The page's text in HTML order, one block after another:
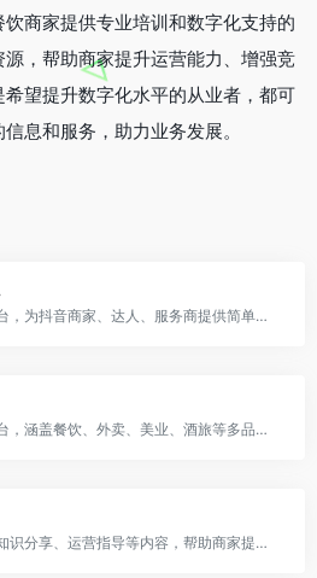
商家提供专业培训和数字化支持的
，帮助商家提升运营能力、增强竞
望提升数字化水平的从业者，都可
息和服务，助力业务发展。
抖音生活官方学习平台，为抖音商家、达人、服务商提供简单易懂、实操性强的课程， 让经营更轻松。
美团旗下教育培训平台，涵盖餐饮、外卖、美业、酒旅等多品类的专业课程，帮助从业者提升职业技能。
美团外卖官方培训、知识分享、运营指导等内容，帮助商家提升业务能力。